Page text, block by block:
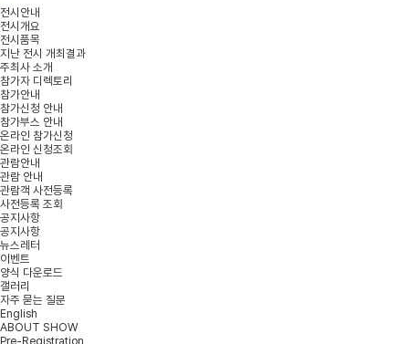
전시안내
전시개요
전시품목
지난 전시 개최결과
주최사 소개
참가자 디렉토리
참가안내
참가신청 안내
참가부스 안내
온라인 참가신청
온라인 신청조회
관람안내
관람 안내
관람객 사전등록
사전등록 조회
공지사항
공지사항
뉴스레터
이벤트
양식 다운로드
갤러리
자주 묻는 질문
English
ABOUT SHOW
Pre-Registration